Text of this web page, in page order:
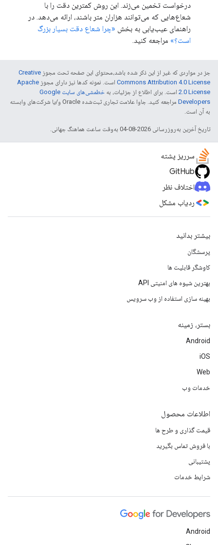
درخواست تخمین می‌زند. این روش کمترین دقت را با
شعاع‌هایی که می‌توانند هزاران متر باشند، ارائه می‌دهد. در
راهنمای عیب‌یابی به بخش «چرا شعاع دقت بسیار بزرگ
است؟» مراجعه کنید.
جز در مواردی که غیر از این ذکر شده باشد،‌محتوای این صفحه تحت مجوز Creative
Commons Attribution 4.0 License است. نمونه کدها نیز دارای مجوز Apache
2.0 License است. برای اطلاع از جزئیات، به
خطمشی‌های سایت Google
Developers‏
مراجعه کنید. جاوا علامت تجاری ثبت‌شده Oracle و/یا شرکت‌های وابسته
به آن است.
تاریخ آخرین به‌روزرسانی 2026-08-04 به‌وقت ساعت هماهنگ جهانی.
سرریز پشته
GitHub
اختلاف نظر
ردیاب مشکل
بیشتر بدانید
پرسشگان
کاوشگر قابلیت ها
بهترین شیوه های امنیتی API
بهینه سازی استفاده از وب سرویس
بستر، زمینه
Android
iOS
Web
خدمات وب
اطلاعات محصول
قیمت گذاری و طرح ها
با فروش تماس بگیرید
پشتیبانی
شرایط خدمات
Android